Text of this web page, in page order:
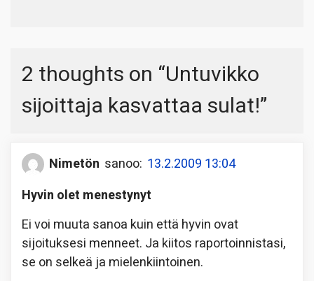
2 thoughts on “Untuvikko
sijoittaja kasvattaa sulat!”
Nimetön sanoo: 13.2.2009 13:04
Hyvin olet menestynyt
Ei voi muuta sanoa kuin että hyvin ovat
sijoituksesi menneet. Ja kiitos raportoinnistasi,
se on selkeä ja mielenkiintoinen.